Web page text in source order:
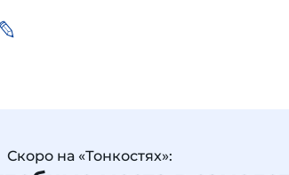
Скоро на «Тонкостях»: